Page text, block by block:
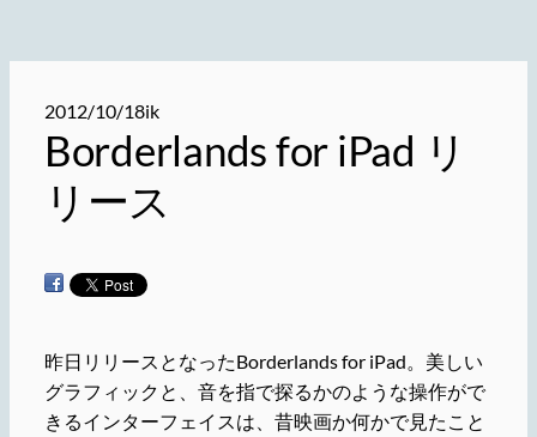
2012/10/18ik
Borderlands for iPad リ
リース
昨日リリースとなったBorderlands for iPad。美しい
グラフィックと、音を指で探るかのような操作がで
きるインターフェイスは、昔映画か何かで見たこと